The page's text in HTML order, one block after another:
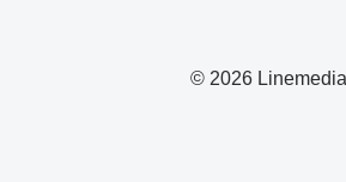
© 2026 Linemedia